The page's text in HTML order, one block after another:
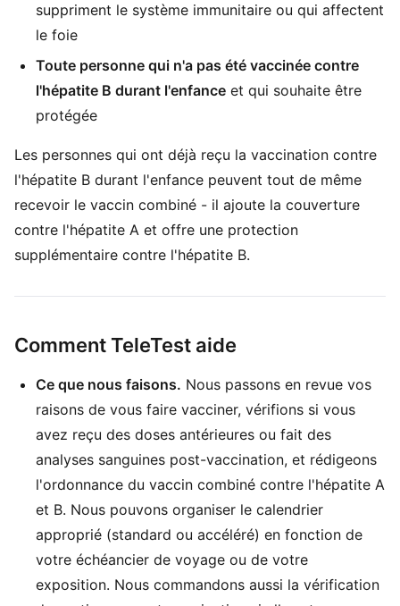
suppriment le système immunitaire ou qui affectent
le foie
Toute personne qui n'a pas été vaccinée contre
l'hépatite B durant l'enfance et qui souhaite être
protégée
Les personnes qui ont déjà reçu la vaccination contre
l'hépatite B durant l'enfance peuvent tout de même
recevoir le vaccin combiné - il ajoute la couverture
contre l'hépatite A et offre une protection
supplémentaire contre l'hépatite B.
Comment TeleTest aide
Ce que nous faisons. Nous passons en revue vos
raisons de vous faire vacciner, vérifions si vous
avez reçu des doses antérieures ou fait des
analyses sanguines post-vaccination, et rédigeons
l'ordonnance du vaccin combiné contre l'hépatite A
et B. Nous pouvons organiser le calendrier
approprié (standard ou accéléré) en fonction de
votre échéancier de voyage ou de votre
exposition. Nous commandons aussi la vérification